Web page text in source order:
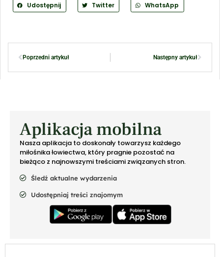
Udostępnij Twitter WhatsApp
Poprzedni artykuł Następny artykuł
Aplikacja mobilna
Nasza aplikacja to doskonały towarzysz każdego
miłośnika łowiectwa, który pragnie pozostać na
bieżąco z najnowszymi treściami związanych stron.
Śledź aktualne wydarzenia
Udostępniaj treści znajomym